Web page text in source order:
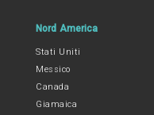
Nord America
Stati Uniti
Messico
Canada
Giamaica